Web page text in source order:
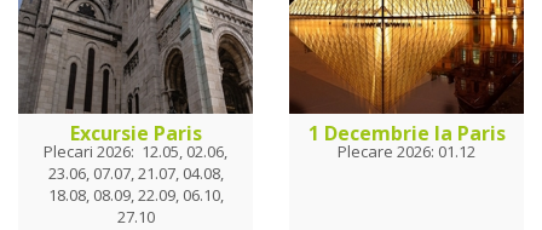
Excursie Paris
Plecari 2026: 12.05, 02.06,
23.06, 07.07, 21.07, 04.08,
18.08, 08.09, 22.09, 06.10,
27.10
1 Decembrie la Paris
Plecare 2026: 01.12